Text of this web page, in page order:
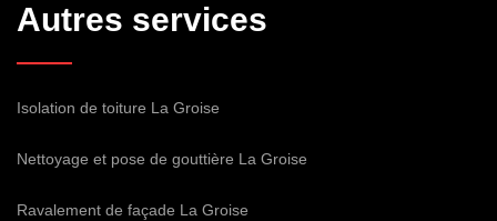
Autres services
Isolation de toiture La Groise
Nettoyage et pose de gouttière La Groise
Ravalement de façade La Groise